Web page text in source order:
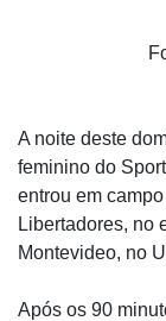
A noite deste
feminino do
entrou em
Libertadores, no
Montevideo, no
Após os 90